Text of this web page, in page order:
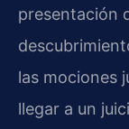
presentación
las mociones
llegar a un